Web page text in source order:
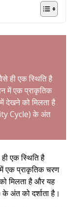
ही एक स्थिति है
में एक प्राकृतिक
देखने को मिलता है
Cycle) के अंत
एक स्थिति है
एक प्राकृतिक चरण
मिलता है और यह
अंत को दर्शाता है।